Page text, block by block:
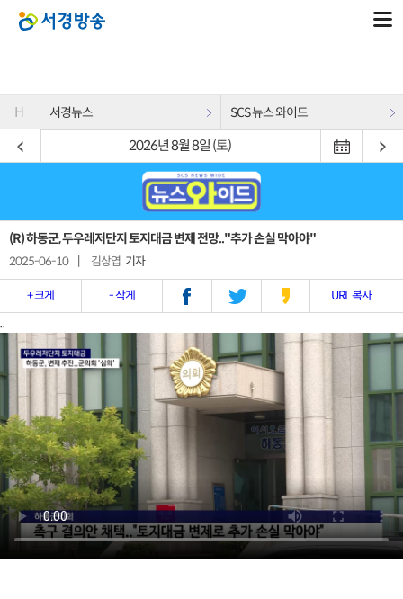
H 서경뉴스 SCS 뉴스 와이드
2026년 8월 8일 (토)
(R) 하동군, 두우레저단지 토지대금 변제 전망.."추가 손실 막아야"
2025-06-10 김상엽 기자
+ 크게 - 작게 URL 복사
..